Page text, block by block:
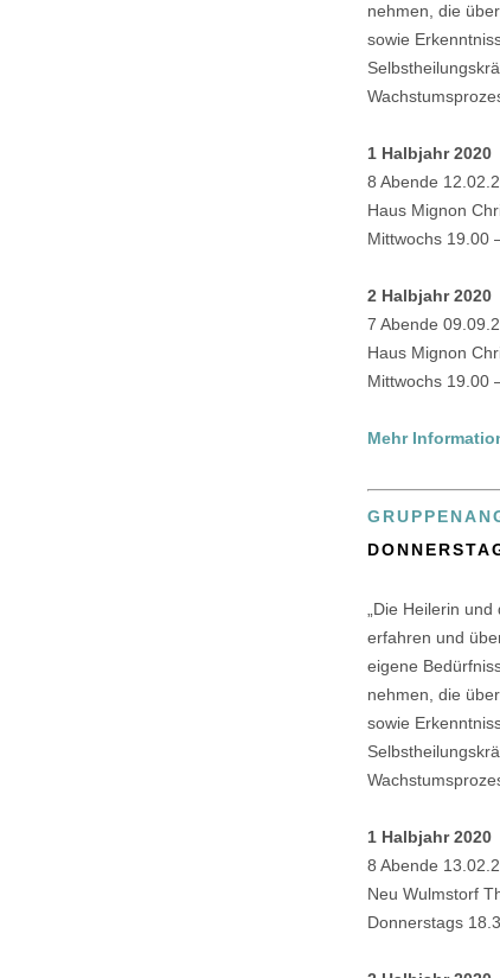
nehmen, die
sowie
1 Halbjahr 2020
8 Abende
Haus Mignon
Mittwochs 19.00
2 Halbjahr 2020
7 Abende
Haus Mignon
Mittwochs 19.00
Mehr
„Die Heilerin
erfahren und
eigene
nehmen, die
sowie
1 Halbjahr 2020
8 Abende
Neu Wulmstorf
Donnerstags